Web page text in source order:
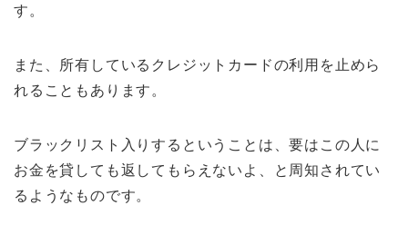
す。
また、所有しているクレジットカードの利用を止めら
れることもあります。
ブラックリスト入りするということは、要はこの人に
お金を貸しても返してもらえないよ、と周知されてい
るようなものです。